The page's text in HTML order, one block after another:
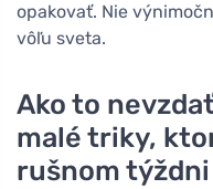
opakovať. Nie
vôľu sveta.
Ako to
malé triky,
rušnom týždni